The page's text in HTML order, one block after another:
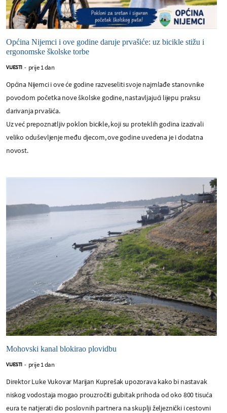
Općina Nijemci i ove godine daruje prvašiće: uz bicikle stižu i
ergonomske školske torbe
VIJESTI - prije 1 dan
Općina Nijemci i ove će godine razveseliti svoje najmlađe stanovnike
povodom početka nove školske godine, nastavljajući lijepu praksu
darivanja prvašića.
Uz već prepoznatljiv poklon bicikle, koji su proteklih godina izazivali
veliko oduševljenje među djecom, ove godine uvedena je i dodatna
novost.
Mohovski kanal blokirao plovidbu
VIJESTI - prije 1 dan
Direktor Luke Vukovar Marijan Kuprešak upozorava kako bi nastavak
niskog vodostaja mogao prouzročiti gubitak prihoda od oko 800 tisuća
eura te natjerati dio poslovnih partnera na skuplji željeznički i cestovni